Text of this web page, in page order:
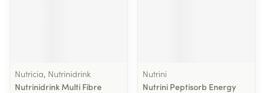
Nutricia, Nutrinidrink
Nutrinidrink Multi Fibre
Nutrini
Nutrini Peptisorb Energy